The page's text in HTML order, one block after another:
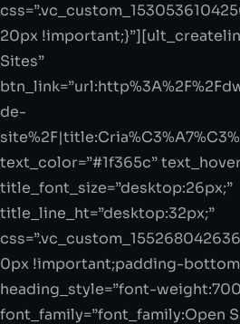
20px
Sites”
de-
text_color=”#1f365c”
title_font_size=”desktop:26px;”
title_line_ht=”desktop:32px;”
0px !important;padding-
heading_style=”font-
font_family=”font_family:Open